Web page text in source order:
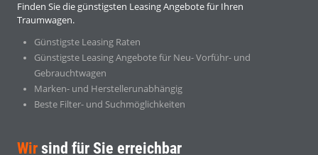
Finden Sie die günstigsten Leasing Angebote für Ihren
Traumwagen.
Günstigste Leasing Raten
Günstigste Leasing Angebote für Neu- Vorführ- und
Gebrauchtwagen
Marken- und Herstellerunabhängig
Beste Filter- und Suchmöglichkeiten
Wir sind für Sie erreichbar